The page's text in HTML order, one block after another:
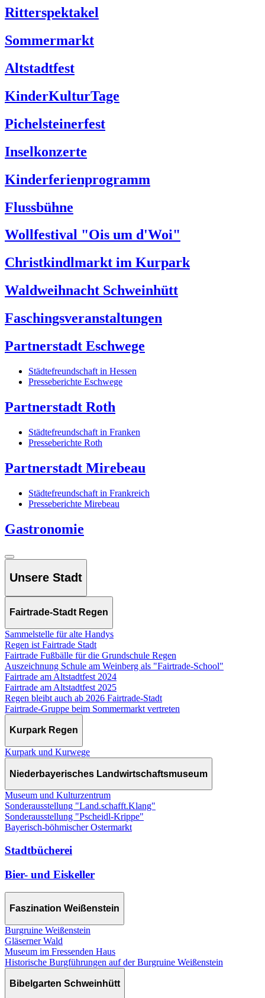
Ritterspektakel
Sommermarkt
Altstadtfest
KinderKulturTage
Pichelsteinerfest
Inselkonzerte
Kinderferienprogramm
Flussbühne
Wollfestival "Ois um d'Woi"
Christkindlmarkt im Kurpark
Waldweihnacht Schweinhütt
Faschingsveranstaltungen
Partnerstadt Eschwege
Städtefreundschaft in Hessen
Presseberichte Eschwege
Partnerstadt Roth
Städtefreundschaft in Franken
Presseberichte Roth
Partnerstadt Mirebeau
Städtefreundschaft in Frankreich
Presseberichte Mirebeau
Gastronomie
Unsere Stadt
Fairtrade-Stadt Regen
Sammelstelle für alte Handys
Regen ist Fairtrade Stadt
Fairtrade Fußbälle für die Grundschule Regen
Auszeichnung Schule am Weinberg als "Fairtrade-School"
Fairtrade am Altstadtfest 2024
Fairtrade am Altstadtfest 2025
Regen bleibt auch ab 2026 Fairtrade-Stadt
Fairtrade-Gruppe beim Sommermarkt vertreten
Kurpark Regen
Kurpark und Kurwege
Niederbayerisches Landwirtschaftsmuseum
Museum und Kulturzentrum
Sonderausstellung "Land.schafft.Klang"
Sonderausstellung "Pscheidl-Krippe"
Bayerisch-böhmischer Ostermarkt
Stadtbücherei
Bier- und Eiskeller
Faszination Weißenstein
Burgruine Weißenstein
Gläserner Wald
Museum im Fressenden Haus
Historische Burgführungen auf der Burgruine Weißenstein
Bibelgarten Schweinhütt